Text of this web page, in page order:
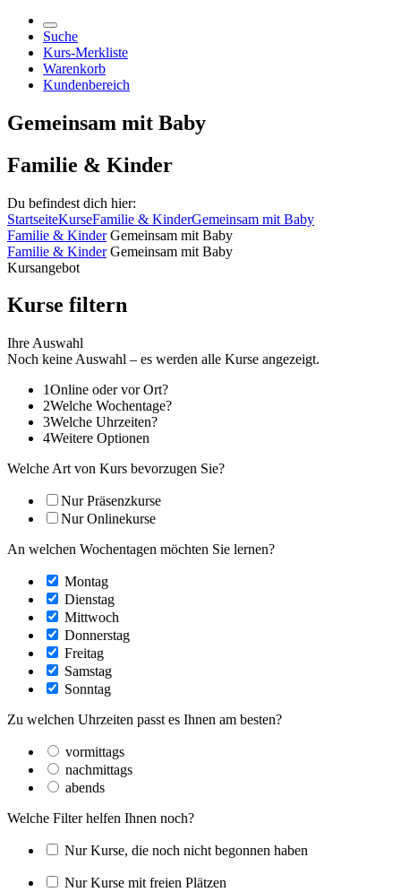
Suche
Kurs-Merkliste
Warenkorb
Kundenbereich
Gemeinsam mit Baby
Familie & Kinder
Du befindest dich hier:
StartseiteKurseFamilie & KinderGemeinsam mit Baby
Familie & Kinder Gemeinsam mit Baby
Familie & Kinder Gemeinsam mit Baby
Kursangebot
Kurse filtern
Ihre Auswahl
Noch keine Auswahl – es werden alle Kurse angezeigt.
1Online oder vor Ort?
2Welche Wochentage?
3Welche Uhrzeiten?
4Weitere Optionen
Welche Art von Kurs bevorzugen Sie?
Nur Präsenzkurse
Nur Onlinekurse
An welchen Wochentagen möchten Sie lernen?
Montag
Dienstag
Mittwoch
Donnerstag
Freitag
Samstag
Sonntag
Zu welchen Uhrzeiten passt es Ihnen am besten?
vormittags
nachmittags
abends
Welche Filter helfen Ihnen noch?
Nur Kurse, die noch nicht begonnen haben
Nur Kurse mit freien Plätzen